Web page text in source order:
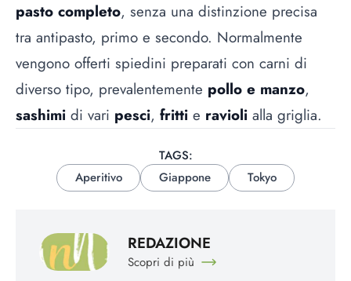
pasto completo, senza una distinzione precisa
tra antipasto, primo e secondo. Normalmente
vengono offerti spiedini preparati con carni di
diverso tipo, prevalentemente pollo e manzo,
sashimi di vari pesci, fritti e ravioli alla griglia.
TAGS:
Aperitivo
Giappone Tokyo
REDAZIONE
Scopri di più